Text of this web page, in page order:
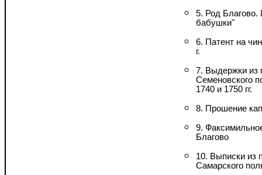
5. Род Благово.
бабушки"
6. Патент на
г.
7. Выдержки из
Семеновского
1740 и 1750 гг.
8. Прошение
9.
Благово
10. Выписки из
Самарского